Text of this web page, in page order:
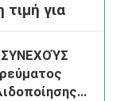
για
ΣΥΝΕΧΟΎΣ